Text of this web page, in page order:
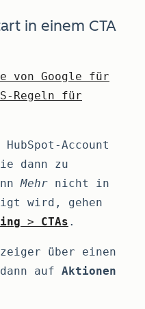
in einem CTA
von Google für
Regeln für
Account
dann zu
Mehr nicht in
wird, gehen
> CTAs .
über einen
auf Aktionen